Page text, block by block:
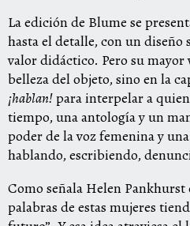
La edición de Blume se
hasta el detalle, con un diseño
valor didáctico. Pero su
belleza del objeto, sino en la
¡hablan!para interpelar a
tiempo, una antología y un
poder de la voz femenina y
hablando, escribiendo,
Como señala Helen Pankhurst
palabras de estas mujeres